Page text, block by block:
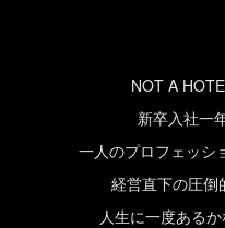
NOT A
新卒入社一
一人のプロフェッシ
経営直下の圧倒
人生に一度ある